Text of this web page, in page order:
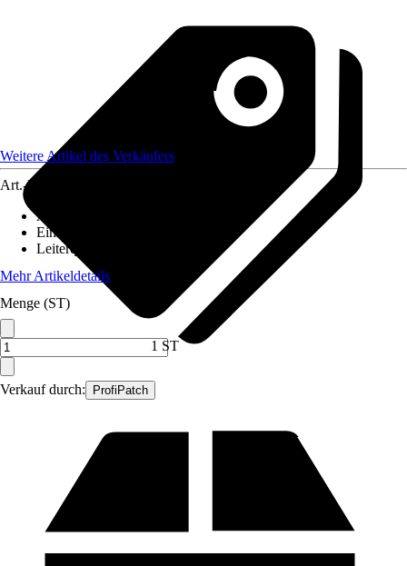
Verkauf durch: ProfiPatch
Weitere Artikel des Verkäufers
Art.-Nr.
Ausführung
Einheit
Leiterquerschnitt
Mehr Artikeldetails
Menge (ST)
1 ST